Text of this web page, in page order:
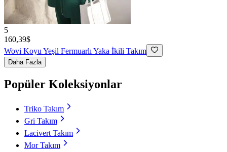
5
160,39$
Wovi Koyu Yeşil Fermuarlı Yaka İkili Takım
Daha Fazla
Popüler Koleksiyonlar
Triko Takım
Gri Takım
Lacivert Takım
Mor Takım